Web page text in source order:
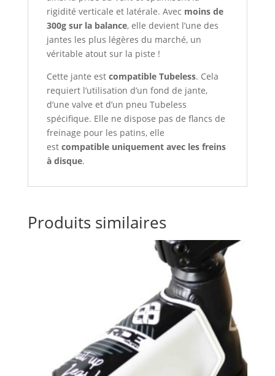
rigidité verticale et latérale. Avec moins de
300g sur la balance, elle devient l’une des
jantes les plus légères du marché, un
véritable atout sur la piste !
Cette jante est compatible Tubeless. Cela
requiert l’utilisation d’un fond de jante,
d’une valve et d’un pneu Tubeless
spécifique. Elle ne dispose pas de flancs de
freinage pour les patins, elle
est compatible uniquement avec les freins
à disque.
Produits similaires